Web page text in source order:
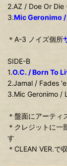
2.AZ / Doe Or Die
3.Mic Geronimo
＊A-3 ノイズ個所
SIDE-B
1.O.C. / Born To
2.Jamal / Fades
3.Mic Geronimo /
＊盤面にアーティ
＊クレジットに
す
＊CLEAN VER.で